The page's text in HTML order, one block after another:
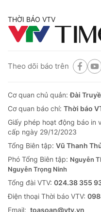
THỜI BÁO VTV
Theo dõi báo trên
Cơ quan chủ quản:Đài
Cơ quan báo chí: Thời báo
Giấy phép hoạt động báo in
cấp ngày 29/12/2023
Tổng Biên tập: Vũ Thanh
Phó Tổng Biên tập: Nguyễn
Nguyễn Trọng Ninh
Tổng đài VTV: 024.38 355
Ðiện thoại Thời báo VTV:
Email: toasoan@vtv.vn